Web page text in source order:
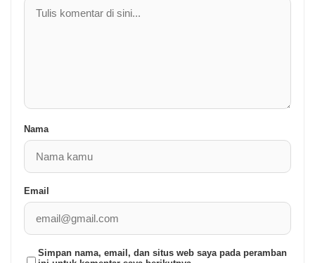
Nama
Email
Simpan nama, email, dan situs web saya pada peramban